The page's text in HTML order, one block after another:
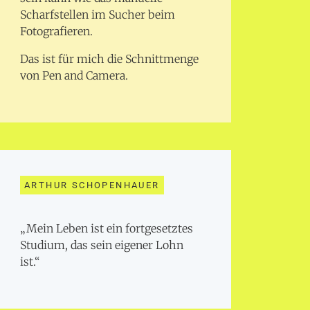
Scharfstellen im Sucher beim
Fotografieren.
Das ist für mich die Schnittmenge
von Pen and Camera.
ARTHUR SCHOPENHAUER
„Mein Leben ist ein fortgesetztes
Studium, das sein eigener Lohn
ist.“